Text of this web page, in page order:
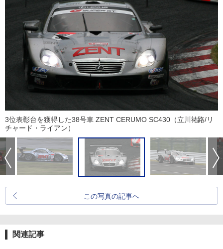
3位表彰台を獲得した38号車 ZENT CERUMO SC430（立川祐路/リ
チャード・ライアン）
この写真の記事へ
関連記事